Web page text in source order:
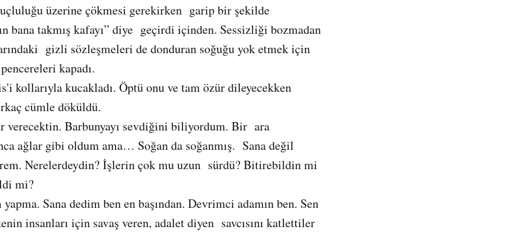
üzerine çökmesi gerekirken garip bir şekilde
bana takmış kafayı” diye geçirdi içinden. Sessizliği bozmadan
gizli sözleşmeleri de donduran soğuğu yok etmek için
kapadı.
kollarıyla kucakladı. Öptü onu ve tam özür dileyecekken
cümle döküldü.
Barbunyayı sevdiğini biliyordum. Bir ara
ağlar gibi oldum ama… Soğan da soğanmış. Sana değil
Nerelerdeydin? İşlerin çok mu uzun sürdü? Bitirebildin mi
mi?
Sana dedim ben en başından. Devrimci adamın ben. Sen
insanları için savaş veren, adalet diyen savcısını katlettiler